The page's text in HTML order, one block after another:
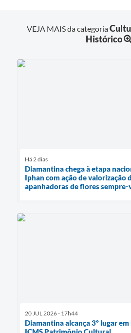
VEJA MAIS da categoria
Histórico
Há 2 dias
Diamantina chega à etapa
Iphan com ação de valorização
apanhadoras de flores sempre-
20 JUL 2026 - 17h44
Diamantina alcança 3º lugar